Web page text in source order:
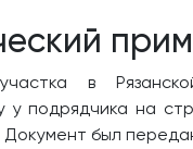
в
у подрядчика на
был